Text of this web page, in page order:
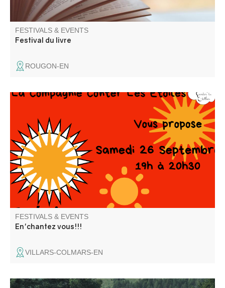
FESTIVALS & EVENTS
Festival du livre
ROUGON-EN
FESTIVALS & EVENTS
En'chantez vous!!!
VILLARS-COLMARS-EN